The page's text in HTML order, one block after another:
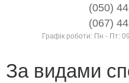
(050)
(067)
Графік роботи: Пн - Пт:
За видами